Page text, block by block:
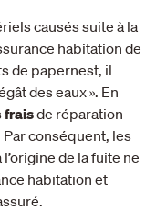
causés suite à la
habitation de
de papernest, il
des eaux ». En
fraisde réparation
Par conséquent, les
de la fuite ne
habitation et